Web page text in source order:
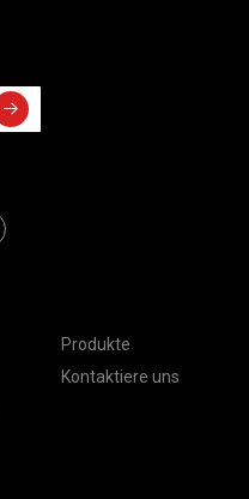
Produkte
Kontaktiere uns